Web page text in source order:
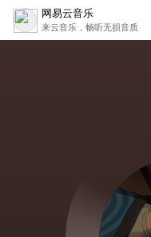
网易云音乐
来云音乐，畅听无损音质